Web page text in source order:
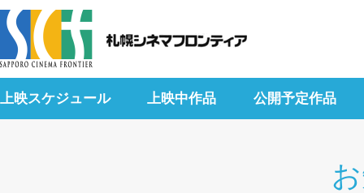
上映スケジュール 上映中作品 公開予定作品